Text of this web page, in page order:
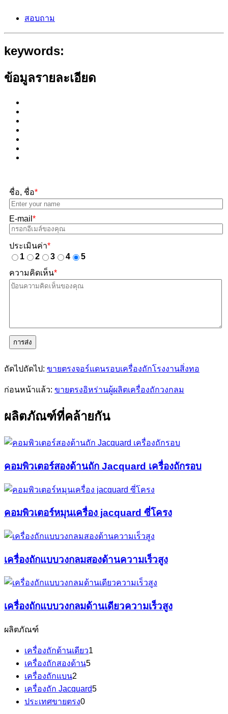
สอบถาม
keywords:
ข้อมูลรายละเอียด
ชื่อ, ชื่อ*
E-mail *
ประเมินค่า*
1
2 3 4
5
ความคิดเห็น*
การส่ง
ถัดไปถัดไป: ขายตรงจอร์แดนรอบเครื่องถักโรงงานสิ่งทอ
ก่อนหน้าแล้ว: ขายตรงอิหร่านผู้ผลิตเครื่องถักวงกลม
ผลิตภัณฑ์ที่คล้ายกัน
คอมพิวเตอร์สองด้านถัก Jacquard เครื่องถักรอบ
คอมพิวเตอร์หมุนเครื่อง jacquard ซี่โครง
เครื่องถักแบบวงกลมสองด้านความเร็วสูง
เครื่องถักแบบวงกลมด้านเดียวความเร็วสูง
ผลิตภัณฑ์
เครื่องถักด้านเดียว1
เครื่องถักสองด้าน5
เครื่องถักแบน2
เครื่องถัก Jacquard5
ประเทศขายตรง0